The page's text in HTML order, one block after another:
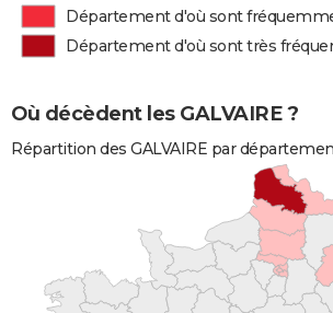
Département d'où sont
Département d'où sont très
Où décèdent les GALVAIRE ?
Répartition des GALVAIRE par